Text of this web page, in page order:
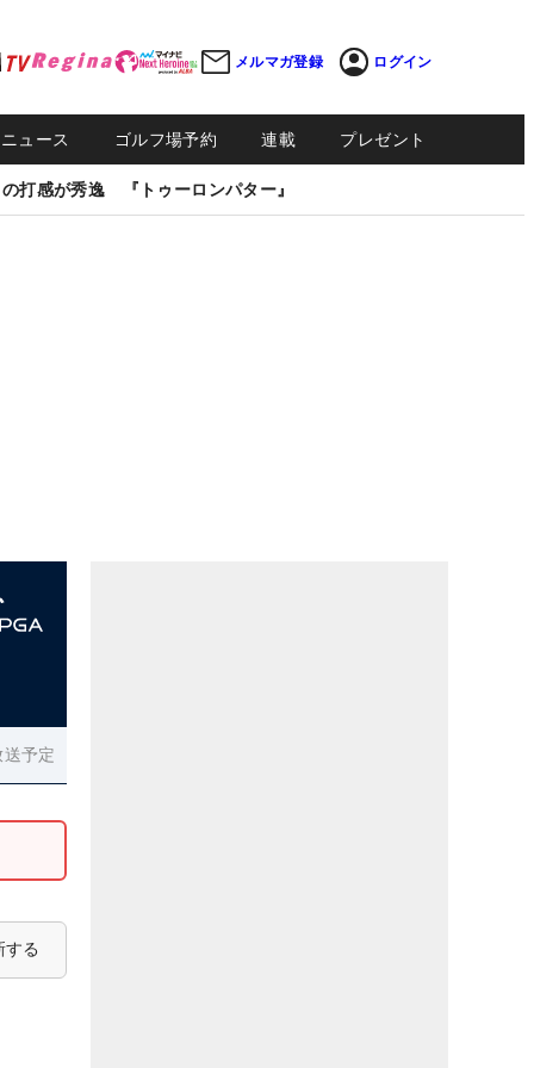
メルマガ登録 ログイン
ュース ゴルフ場予約 連載 プレゼント
打感が秀逸 『トゥーロンパター』
予定
する